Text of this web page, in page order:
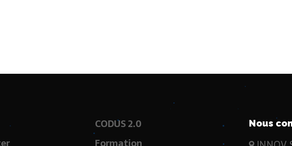
CODUS 2.0
Nous